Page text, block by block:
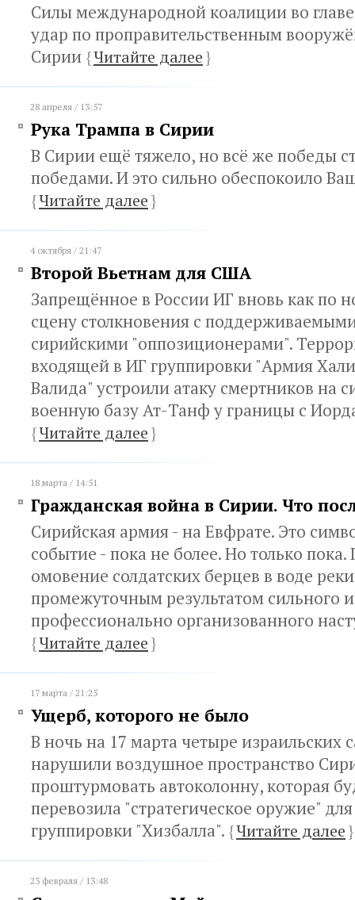
Силы международной коалиции во
удар по проправительственным
Сирии {Читайте далее}
28 апреля / 13:57
Рука Трампа в Сирии
В Сирии ещё тяжело, но всё же победы
победами. И это сильно обеспокоило
{Читайте далее}
4 октября / 21:47
Второй Вьетнам для США
Запрещённое в России ИГ вновь как по
сцену столкновения с
сирийскими "оппозиционерами".
входящей в ИГ группировки "Армия
Валида" устроили атаку смертников на
военную базу Ат-Танф у границы с
{Читайте далее}
18 марта / 14:51
Гражданская война в Сирии. Что
Сирийская армия - на Евфрате. Это
событие - пока не более. Но только
омовение солдатских берцев в воде
промежуточным результатом сильного
профессионально организованного
{Читайте далее}
17 марта / 21:25
Ущерб, которого не было
В ночь на 17 марта четыре израильских
нарушили воздушное пространство
проштурмовать автоколонну, которая
перевозила "стратегическое оружие"
группировки "Хизбалла". {Читайте далее}
23 февраля / 13:48